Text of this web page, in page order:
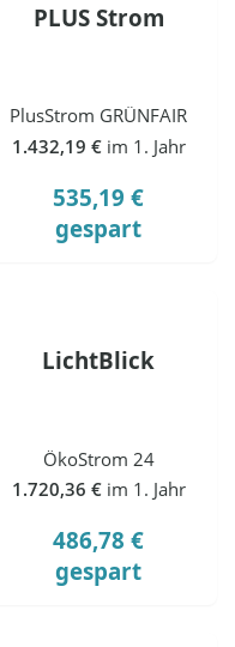
PLUS Strom
PlusStrom GRÜNFAIR
1.432,19 € im 1. Jahr
535,19 €
gespart
LichtBlick
ÖkoStrom 24
1.720,36 € im 1. Jahr
486,78 €
gespart